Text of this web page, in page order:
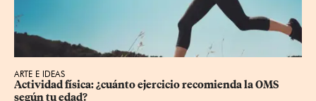
ARTE E IDEAS
Actividad física: ¿cuánto ejercicio recomienda la OMS
según tu edad?